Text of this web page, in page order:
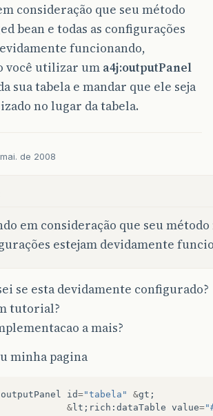
< rich:column>
f:facet name
<h:outputText
</f:facet
<h:outputText
</ rich:column>
<rich:column>
<
f:facet
h:outputText
</rich:column>
<rich:column>
</f:facet>
a4j:commandLink
< rich:column
f:facet =
consideração que seu método
bean e todas as configurações
funcionando,
você utilizar um a4j:outputPanel
sua tabela e mandar que ele seja
no lugar da tabela.
de 2008
em consideração que seu método
estejam devidamente
se esta devidamente configurado?
tutorial?
a mais?
minha pagina
outputPanel id="tabela" &gt ;
& lt ; rich : dataTable value=